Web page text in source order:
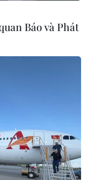
vì bị đất đá sạt lở
hộ dân của bản Pá
Báo và Phát